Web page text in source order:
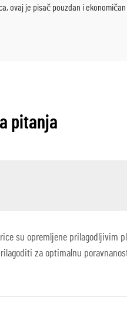
ovaj je pisač pouzdan i ekonomičan
pitanja
su opremljene prilagodljivim
za optimalnu